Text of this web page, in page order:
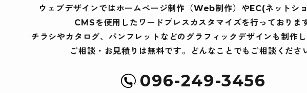
ウェブデザインではホームページ制作（Web制作）や EC(ネットシ
CMSを使用したワードプレスカスタマイズを行っておりま
チラシやカタログ、パンフレットなどの グラフィックデザインも制作し
ご相談・お見積りは無料です。
どんなことでもご相談くださ
096-249-3456